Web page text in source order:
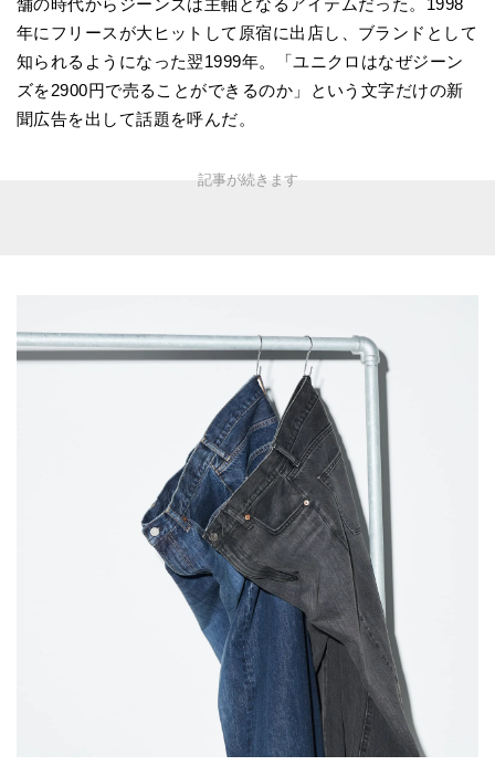
年にフリースが大ヒットして原宿に出店し、ブランドとして
知られるようになった翌1999年。「ユニクロはなぜジーン
ズを2900円で売ることができるのか」という文字だけの新
聞広告を出して話題を呼んだ。